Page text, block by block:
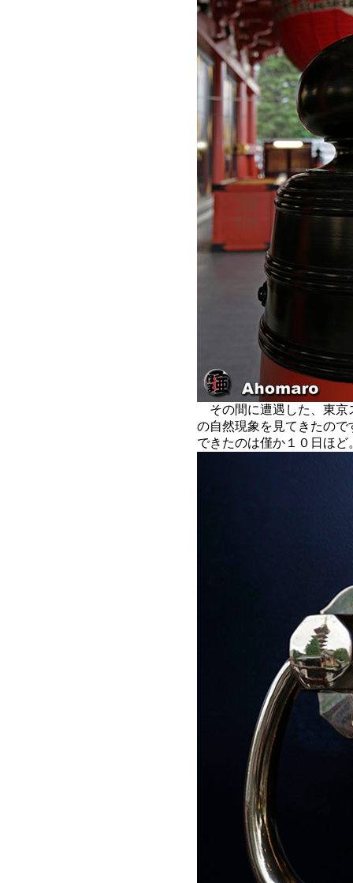
その間に遭遇した、東京
の自然現象を見てきたの
できたのは僅か１０日ほど